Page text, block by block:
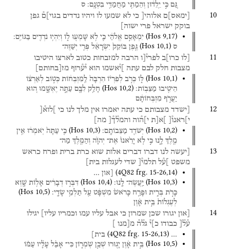
גַּ֚ם כִּ֣י יֵֽלֵד֔וּן וְהֵמַתִּ֖י מַחֲמַדֵּ֥י בִטְנָֽם׃ ס
10 ימאס ם אלוהי[ כי לא שמעו לו ויהיו נדדים בגוי]ם֯ גפן
בוקק ישראל פרי ישוה]
(Hos 9,17) יִמְאָסֵ֣ם אֱלֹהַ֔י כִּ֛י לֹ֥א שָׁמְע֖וּ ל֑וֹ וְיִהְי֥וּ נֹדְדִ֖ים בַּגּוֹיִֽם׃
ס
(Hos 10,1) גֶּ֤פֶן בּוֹקֵק֙ יִשְׂרָאֵ֔ל פְּרִ֖י יְשַׁוֶּה־
11 [לו כרו]ב לפרי֯[ו הרבה למזבחות כטוב לארצו היטיבו
מצבות חלק לבם עתה ]י֯אשמו הוא י֯ע֯רוף מז בחותם
(Hos 10,1) לּ֑וֹ כְּרֹ֣ב לְפִרְי֗וֹ הִרְבָּה֙ לַֽמִּזְבְּח֔וֹת כְּט֣וֹב לְאַרְצ֔וֹ
הֵיטִ֖יבוּ מַצֵּבֽוֹת׃ (Hos 10,2) חָלַ֥ק לִבָּ֖ם עַתָּ֣ה יֶאְשָׁ֑מוּ ה֚וּא
יַעֲרֹ֣ף מִזְבְּחוֹתָ֔ם
12 [ישדד מצבותם כי עתה יאמרו אין מלך לנו כי
]לוא֯[
י]ראנו֯[
]א[ת י]ה֯וה והמל֯ך֯[ מה]
(Hos 10,2) יְשֹׁדֵ֖ד מַצֵּבוֹתָֽם׃ (Hos 10,3) כִּ֤י עַתָּה֙ יֹֽאמְר֔וּ אֵ֥ין
מֶ֖לֶךְ לָ֑נוּ כִּ֣י לֹ֤א יָרֵ֙אנוּ֙ אֶת־ יְהֹוָ֔ה וְהַמֶּ֖לֶךְ מַה־
13 [יעשה לנו דברו דברים אלות שוא כרת ברית ופרח כראש
משפט
]ע֯ל תלמי֯[ שדי לעגלות בית]
(4Q82 frg. 15-26,14) [און …
(Hos 10,3) יַּֽעֲשֶׂה־ לָּֽנוּ׃ (Hos 10,4) דִּבְּר֣וּ דְבָרִ֔ים אָל֥וֹת שָׁ֖וְא
כָּרֹ֣ת בְּרִ֑ית וּפָרַ֤ח כָּרֹאשׁ֙ מִשְׁפָּ֔ט עַ֖ל תַּלְמֵ֥י שָׂדָֽי׃ (Hos 10,5)
לְעֶגְלוֹת֙ בֵּ֣ית אָ֔וֶן
14 [און יגורו שכן שמרון כי אבל עליו עמו וכמריו עליו]
יגילו
ע֯ל֯[
כבודו כ]י֯ גל֯ה֯ מ[מנו
…
(4Q82 frg. 15-26,13) בית]
(Hos 10,5) בֵּ֣ית אָ֔וֶן יָג֖וּרוּ שְׁכַ֣ן שֹֽׁמְר֑וֹן כִּי־ אָבַ֨ל עָלָ֜יו עַמּ֗וֹ